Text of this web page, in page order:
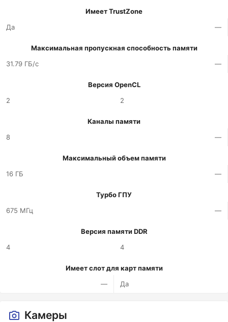
Имеет TrustZone
Да
—
Максимальная пропускная способность памяти
31.79 ГБ/с
—
Версия OpenCL
2
2
Каналы памяти
8
—
Максимальный объем памяти
16 ГБ
—
Турбо ГПУ
675 МГц
—
Версия памяти DDR
4
4
Имеет слот для карт памяти
—
Да
Камеры